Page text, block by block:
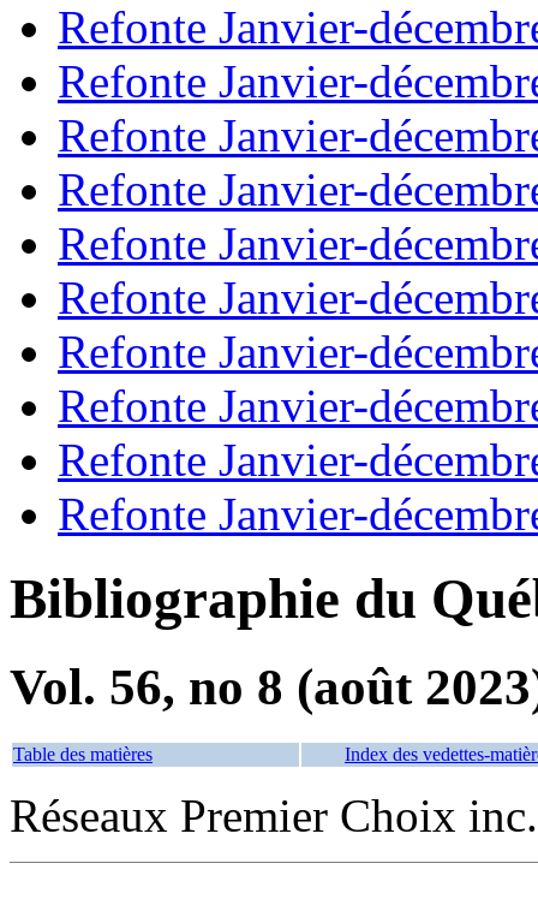
Refonte Janvier-
Refonte Janvier-
Refonte Janvier-
Refonte Janvier-
Refonte Janvier-
Refonte Janvier-
Refonte Janvier-
Refonte Janvier-
Refonte Janvier-
Refonte Janvier-
Bibliographie du
Vol. 56, no 8 (août
Table des matières Index des vedettes-
Réseaux Premier Choix